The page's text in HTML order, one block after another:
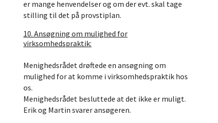
er mange henvendelser og om der evt. skal tage
stilling til det på provstiplan.
10. Ansøgning om mulighed for
virksomhedspraktik:
Menighedsrådet drøftede en ansøgning om
mulighed for at komme i virksomhedspraktik hos
os.
Menighedsrådet besluttede at det ikke er muligt.
Erik og Martin svarer ansøgeren.